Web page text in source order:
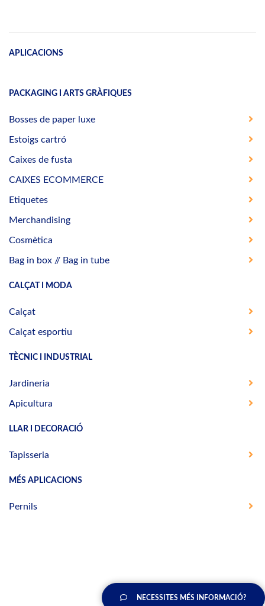
APLICACIONS
PACKAGING I ARTS GRÀFIQUES
Bosses de paper luxe
Estoigs cartró
Caixes de fusta
CAIXES ECOMMERCE
Etiquetes
Merchandising
Cosmètica
Bag in box // Bag in tube
CALÇAT I MODA
Calçat
Calçat esportiu
TÈCNIC I INDUSTRIAL
Jardineria
Apicultura
LLAR I DECORACIÓ
Tapisseria
MÉS APLICACIONS
Pernils
NECESSITES MÉS INFORMACIÓ?